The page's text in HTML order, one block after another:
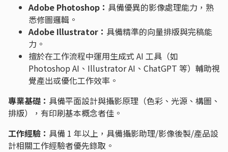
Adobe Photoshop： 具備優異的影像處理能力，熟
悉修圖邏輯。
Adobe Illustrator： 具備精準的向量排版與完稿能
力。
擅於在工作流程中運用生成式 AI 工具（如
Photoshop AI、Illustrator AI、ChatGPT 等）輔助視
覺產出或優化工作效率。
專業基礎： 具備平面設計與攝影原理（色彩、光源、構圖、
排版），有印刷基本概念者佳。
工作經驗： 具備 1 年以上，具備攝影助理/影像後製/產品設
計相關工作經驗者優先錄取。